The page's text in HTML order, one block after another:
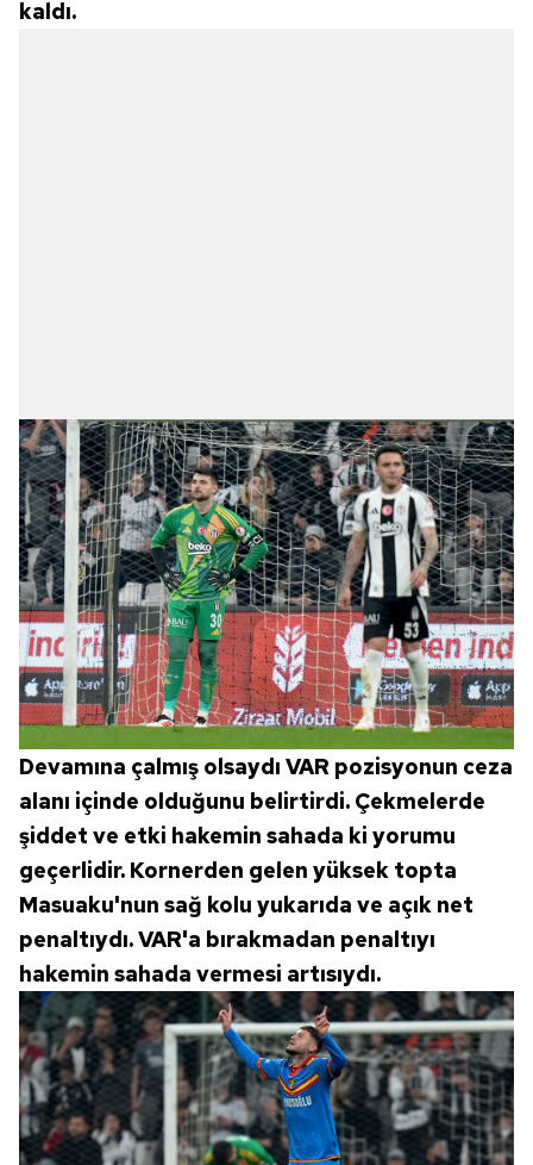
kaldı.
Devamına çalmış olsaydı VAR pozisyonun ceza
alanı içinde olduğunu belirtirdi. Çekmelerde
şiddet ve etki hakemin sahada ki yorumu
geçerlidir. Kornerden gelen yüksek topta
Masuaku'nun sağ kolu yukarıda ve açık net
penaltıydı. VAR'a bırakmadan penaltıyı
hakemin sahada vermesi artısıydı.